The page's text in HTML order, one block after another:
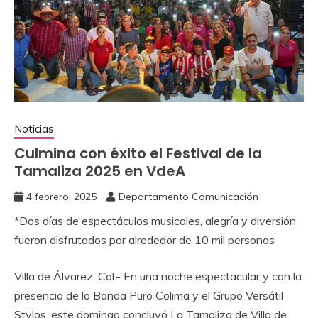
Noticias
Culmina con éxito el Festival de la
Tamaliza 2025 en VdeA
4 febrero, 2025 Departamento Comunicación
*Dos días de espectáculos musicales, alegría y diversión
fueron disfrutados por alrededor de 10 mil personas
Villa de Álvarez, Col.- En una noche espectacular y con la
presencia de la Banda Puro Colima y el Grupo Versátil
Stylos, este domingo concluyó La Tamaliza de Villa de